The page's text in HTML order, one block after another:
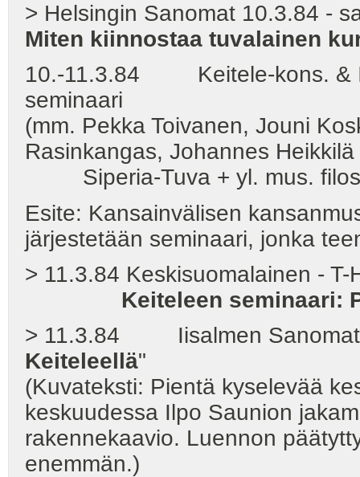
> Helsingin Sanomat 10.3.84 -
Miten kiinnostaa tuvalainen
10.-11.3.84 Keitele-kons. & I
seminaari
(mm. Pekka Toivanen, Jouni
Rasinkangas, Johannes
Siperia-Tuva + yl. mus.
Esite: Kansainvälisen
järjestetään seminaari, jonka
> 11.3.84 Keskisuomalainen - T-
Keiteleen seminaari:
> 11.3.84 Iisalmen Sanomat
Keiteleellä"
(Kuvateksti: Pientä kyselevää
keskuudessa Ilpo Saunion
rakennekaavio. Luennon
enemmän.)